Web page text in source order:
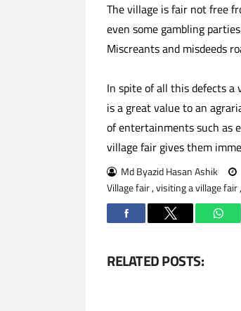
The village is fair not free
even some gambling
Miscreants and misdeeds
In spite of all this defects a
is a great value to an
of entertainments such as
village fair gives them
Md Byazid Hasan Ashik
Village fair,visiting a village fair
RELATED POSTS: